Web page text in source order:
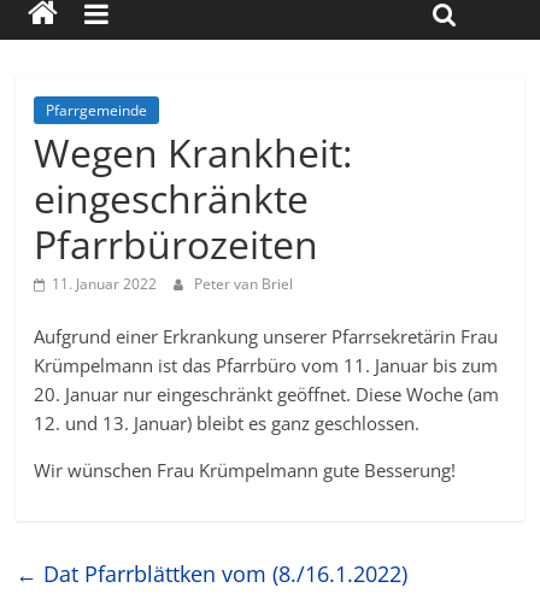
Pfarrgemeinde
Wegen Krankheit:
eingeschränkte
Pfarrbürozeiten
11. Januar 2022 Peter van Briel
Aufgrund einer Erkrankung unserer Pfarrsekretärin Frau
Krümpelmann ist das Pfarrbüro vom 11. Januar bis zum
20. Januar nur eingeschränkt geöffnet. Diese Woche (am
12. und 13. Januar) bleibt es ganz geschlossen.
Wir wünschen Frau Krümpelmann gute Besserung!
← Dat Pfarrblättken vom (8./16.1.2022)